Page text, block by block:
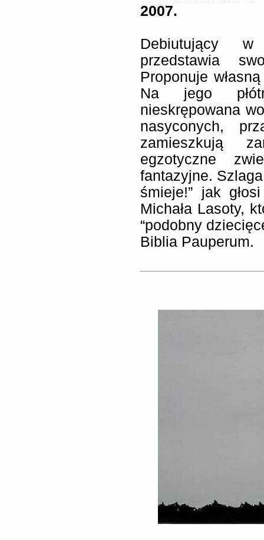
2007.
Debiutujący
przedstawia
Proponuje
Na jego
nieskrępowana
nasyconych,
zamieszkują
egzotyczne
fantazyjne.
śmieje!” jak
Michała Lasoty,
“podobny
Biblia Pauperum.